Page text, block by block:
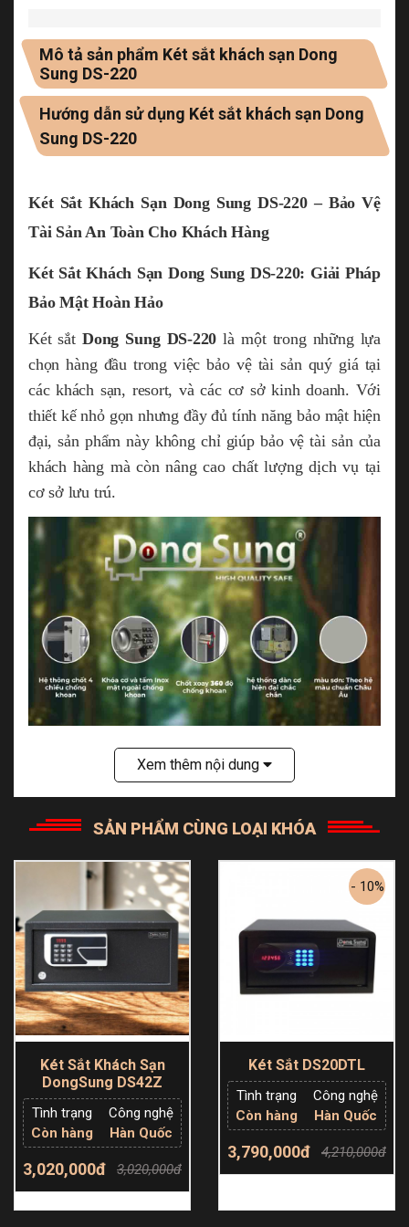
Mô tả sản phẩm Két sắt khách sạn Dong
Sung DS-220
Hướng dẫn sử dụng Két sắt khách sạn Dong
Sung DS-220
Két Sắt Khách Sạn Dong Sung DS-220 – Bảo Vệ
Tài Sản An Toàn Cho Khách Hàng
Két Sắt Khách Sạn Dong Sung DS-220: Giải Pháp
Bảo Mật Hoàn Hảo
Két sắt Dong Sung DS-220 là một trong những lựa
chọn hàng đầu trong việc bảo vệ tài sản quý giá tại
các khách sạn, resort, và các cơ sở kinh doanh. Với
thiết kế nhỏ gọn nhưng đầy đủ tính năng bảo mật hiện
đại, sản phẩm này không chỉ giúp bảo vệ tài sản của
khách hàng mà còn nâng cao chất lượng dịch vụ tại
cơ sở lưu trú.
Tính Năng Nổi Bật Của Két Sắt DS-220
2.1. Hệ Thống Khóa Điện Tử An Toàn
Két sắt DS-220 được trang bị khóa điện tửhiện
đại với mã PIN 4-8 ký tự, cho phép người dùng
cài đặt và thay đổi mã số dễ dàng.
Chế độ báo độngtự động khi nhập sai mã quá
Xem thêm nội dung
SẢN PHẨM CÙNG LOẠI KHÓA
Két Sắt Khách Sạn
DongSung DS42Z
Tình trạng
Còn hàng
Công nghệ
Hàn Quốc
3,020,000đ 3,020,000đ
Thêm giỏ hàng
- 10%
Két Sắt DS20DTL
Tình trạng
Còn hàng
Công nghệ
Hàn Quốc
3,790,000đ 4,210,000đ
Thêm giỏ hàng